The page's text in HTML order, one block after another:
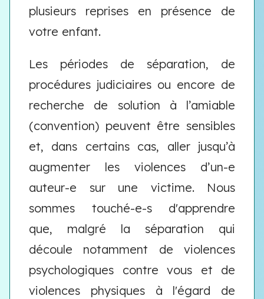
plusieurs reprises en présence de
votre enfant.
Les périodes de séparation, de
procédures judiciaires ou encore de
recherche de solution à l’amiable
(convention) peuvent être sensibles
et, dans certains cas, aller jusqu’à
augmenter les violences d’un-e
auteur-e sur une victime. Nous
sommes touché-e-s d'apprendre
que, malgré la séparation qui
découle notamment de violences
psychologiques contre vous et de
violences physiques à l'égard de